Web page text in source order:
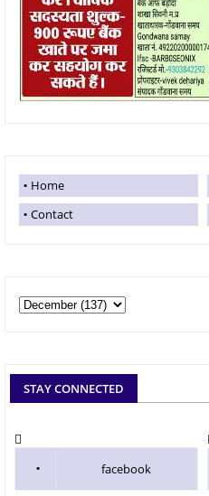
Home
Contact
STAY CONNECTED
facebook